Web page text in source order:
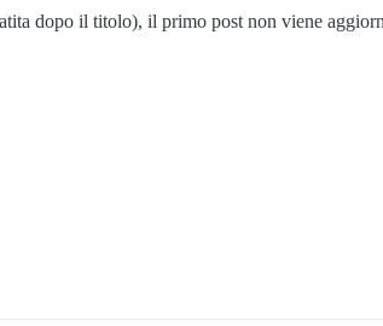
dopo il titolo), il primo post non viene